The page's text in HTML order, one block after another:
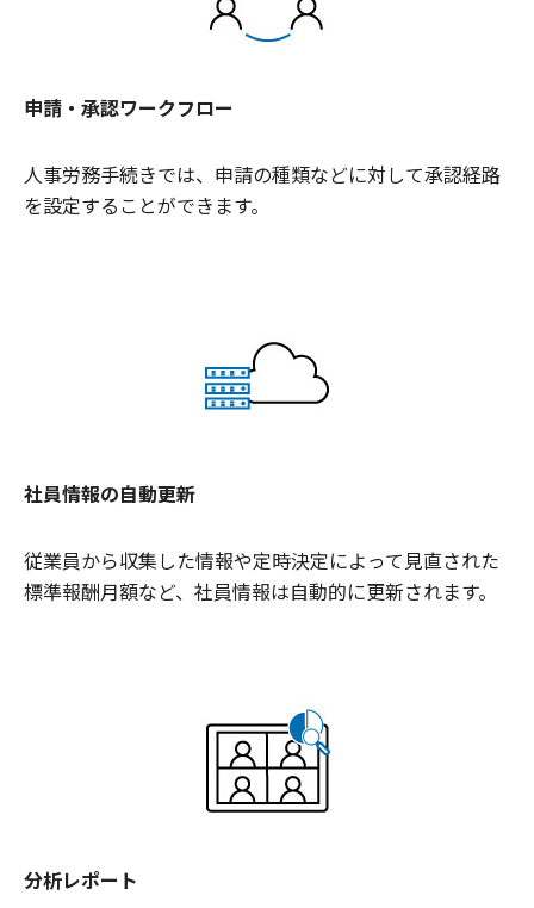
申請・承認ワークフロー
人事労務手続きでは、申請の種類などに対して承認経路
を設定することができます。
社員情報の自動更新
従業員から収集した情報や定時決定によって見直された
標準報酬月額など、社員情報は自動的に更新されます。
分析レポート